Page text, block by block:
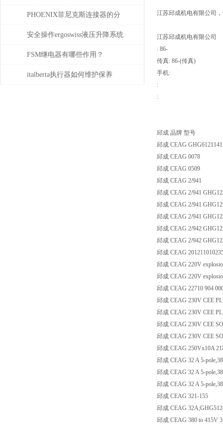
需注意这几点
PHOENIX菲尼克斯连接器的分
类及应用领域
安全操作ergoswiss液压升降系统
的规程
FSM继电器有哪些作用？
italberta执行器如何维护保养
江苏邱成机电有限公司
江苏邱成机电有限公司
: 86-
传真: 86-(传真)
手机:
:
:
邱成 品牌 型号
邱成 CEAG
邱成 CEAG 0078
邱成 CEAG 0509
邱成 CEAG 2/941
邱成 CEAG 2/941
邱成 CEAG 2/941
邱成 CEAG 2/941
邱成 CEAG 2/942
邱成 CEAG 2/942
邱成 CEAG
邱成 CEAG 220V
邱成 CEAG 220V
邱成 CEAG 22710 904
邱成 CEAG 230V CEE
邱成 CEAG 230V CEE
邱成 CEAG 230V CEE
邱成 CEAG 230V CEE
邱成 CEAG 250Vx10A
邱成 CEAG 32 A 5-
邱成 CEAG 32 A 5-
邱成 CEAG 32 A 5-
邱成 CEAG 321-155
邱成 CEAG
邱成 CEAG 380 to 415V